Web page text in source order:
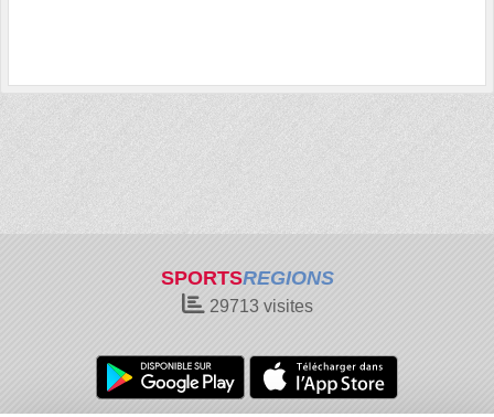
SPORTSREGIONS
29713visites